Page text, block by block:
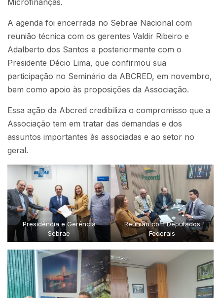
Microfinanças.
A agenda foi encerrada no Sebrae Nacional com
reunião técnica com os gerentes Valdir Ribeiro e
Adalberto dos Santos e posteriormente com o
Presidente Décio Lima, que confirmou sua
participação no Seminário da ABCRED, em novembro,
bem como apoio às proposições da Associação.
Essa ação da Abcred credibiliza o compromisso que a
Associação tem em tratar das demandas e dos
assuntos importantes às associadas e ao setor no
geral.
Presidência e Gerência
Sebrae
Reunião com Deputados
Federais